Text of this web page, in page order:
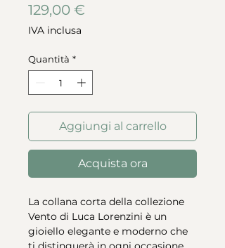
129,00 €
IVA inclusa
Quantità *
Aggiungi al carrello
Acquista ora
La collana corta della collezione
Vento di Luca Lorenzini è un
gioiello elegante e moderno che